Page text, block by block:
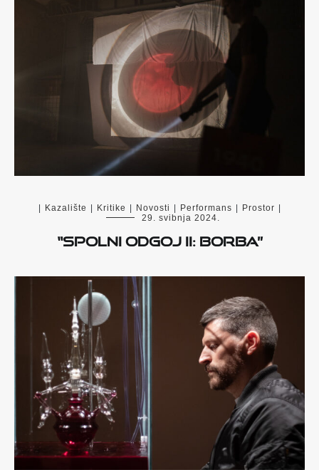
| Kazalište | Kritike | Novosti | Performans | Prostor |
29. svibnja 2024.
“Spolni odgoj II: Borba”